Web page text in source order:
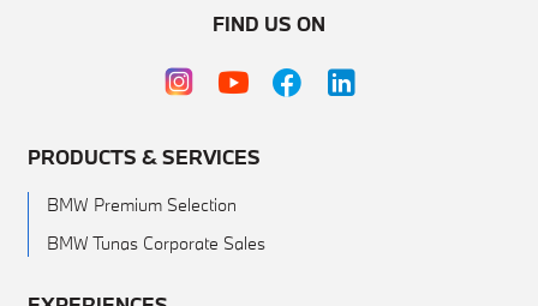
FIND US ON
PRODUCTS & SERVICES
BMW Premium Selection
BMW Tunas Corporate Sales